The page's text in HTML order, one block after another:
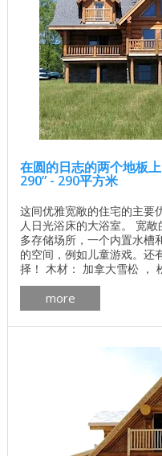
在圆的日志的两个地板
290” - 290平方米
这间优雅宽敞的住宅的主要
人日光浴床的大浴室。 宽
多存储场所，一个内置水槽
的空间，例如儿童游戏。还
择！ 木材： 加拿大雪松 ，
180.8平方米 二楼面积：
度） 总面积：290.9平方米
所有建筑工程在建房和修理
more